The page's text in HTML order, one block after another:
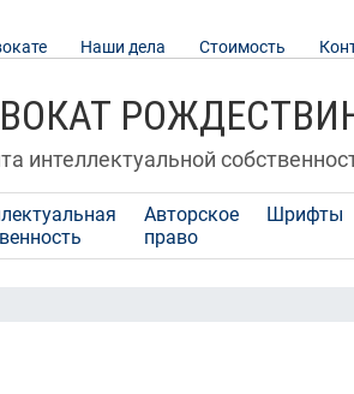
интеллектуальной
Наши дела Стоимость
Авторское
право
Шрифты